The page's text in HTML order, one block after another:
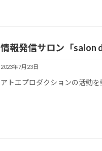
情報発信サロン「salon
2023年7月23日
アトエプロダクションの活動